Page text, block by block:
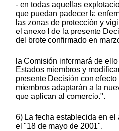
- en todas aquellas
que puedan padecer la
las zonas de protección y
el anexo I de la presente
del brote confirmado en
la Comisión informará de
Estados miembros y
presente Decisión con
miembros adaptarán a la
que aplican al comercio.".
6) La fecha establecida en el
el "18 de mayo de 2001".